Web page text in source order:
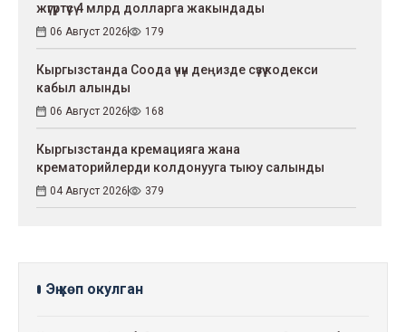
жүгүртүүсү 4 млрд долларга жакындады
06 Август 2026 179
Кыргызстанда Соода үчүн деңизде сүзүү кодекси
кабыл алынды
06 Август 2026 168
Кыргызстанда кремацияга жана
крематорийлерди колдонууга тыюу салынды
04 Август 2026 379
Эң көп окулган